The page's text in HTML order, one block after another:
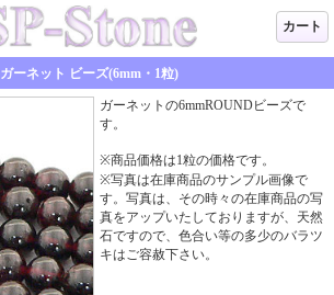
カート
ガーネット ビーズ(6mm・1粒)
ガーネットの6mmROUNDビーズで
す。
※商品価格は1粒の価格です。
※写真は在庫商品のサンプル画像で
す。写真は、その時々の在庫商品の写
真をアップいたしておりますが、天然
石ですので、色合い等の多少のバラツ
キはご容赦下さい。